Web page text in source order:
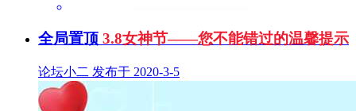
全局置顶 3.8女神节——您不能错过的温馨提示
论坛小二 发布于 2020-3-5